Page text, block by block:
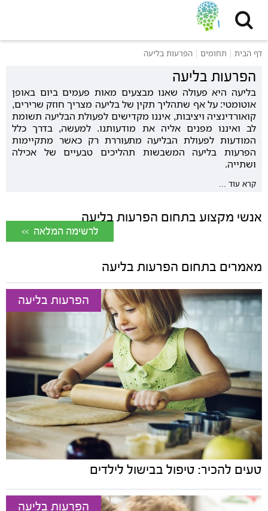
דף הבית תחומים הפרעות בליעה
הפרעות בליעה
בליעה היא פעולה שאנו מבצעים מאות פעמים ביום באופן
אוטומטי: על אף שתהליך תקין של בליעה מצריך חוזק שרירים,
קואורדינציה ויציבות, איננו מקדישים לפעולת הבליעה תשומת
לב ואיננו מפנים אליה את מודעותנו. למעשה, בדרך כלל
המודעות לפעולת הבליעה מתעוררת רק כאשר מתקיימות
הפרעות בליעה המשבשות תהליכים טבעיים של אכילה
ושתייה.
קרא עוד ...
אנשי מקצוע בתחום הפרעות בליעה
<< לרשימה המלאה
מאמרים בתחום הפרעות בליעה
הפרעות בליעה
טעים להכיר: טיפול בבישול לילדים
הפרעות בליעה